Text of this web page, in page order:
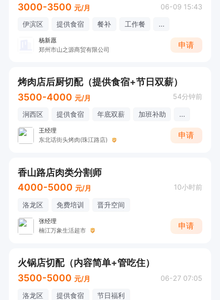
3000-3500 元/月 06-09 15:43
伊滨区 提供食宿 餐补 工作餐 ...
杨新愿
郑州市山之源商贸有限公司
申请
烤肉店后厨切配（提供食宿+节日双薪）
3500-4000 元/月 54分钟前
涧西区 提供食宿 年底双薪 加班补助 ...
王经理
东北话街头烤肉(珠江路店)
申请
香山路店肉类分割师
4000-5000 元/月 10小时前
洛龙区 免费培训 晋升空间
张经理
楠江万象生活超市
申请
火锅店切配（内容简单+管吃住）
3500-5000 元/月 06-27 07:05
洛龙区 提供食宿 节日福利